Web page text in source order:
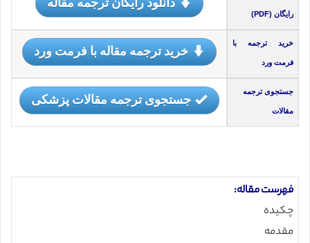
رایگان (PDF)
خرید ترجمه با
فرمت ورد
خرید ترجمه مقاله با فرمت ورد
جستجوی ترجمه
مقالات
جستجوی ترجمه مقالات پزشکی
فهرست مقاله:
چکیده
مقدمه